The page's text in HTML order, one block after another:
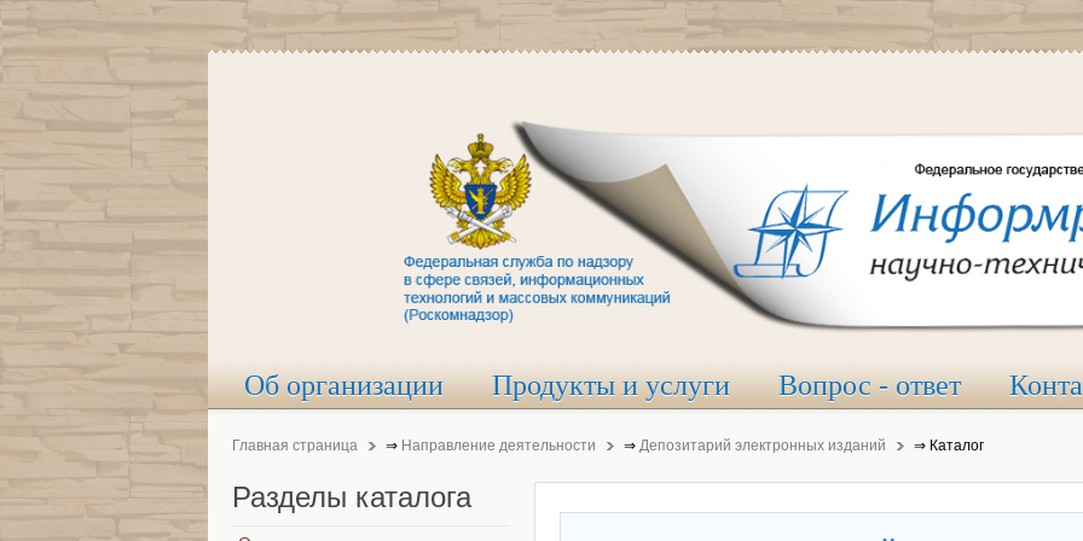
Об организации Продукты и услуги Вопрос - ответ
Главная страница ⇒ Направление деятельности ⇒ Депозитарий электронных изданий ⇒ Каталог
Разделы каталога